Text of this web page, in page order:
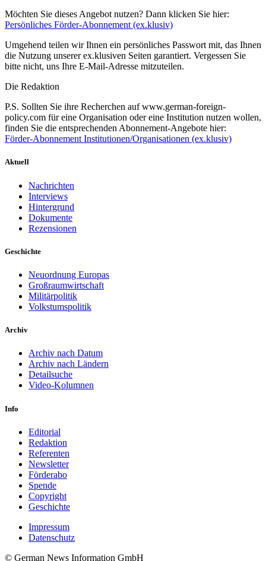
Möchten Sie dieses Angebot nutzen? Dann klicken Sie hier:
Persönliches Förder-Abonnement (ex.klusiv)
Umgehend teilen wir Ihnen ein persönliches Passwort mit, das Ihnen
die Nutzung unserer ex.klusiven Seiten garantiert. Vergessen Sie
bitte nicht, uns Ihre E-Mail-Adresse mitzuteilen.
Die Redaktion
P.S. Sollten Sie ihre Recherchen auf www.german-foreign-
policy.com für eine Organisation oder eine Institution nutzen wollen,
finden Sie die entsprechenden Abonnement-Angebote hier:
Förder-Abonnement Institutionen/Organisationen (ex.klusiv)
Aktuell
Nachrichten
Interviews
Hintergrund
Dokumente
Rezensionen
Geschichte
Neuordnung Europas
Großraumwirtschaft
Militärpolitik
Volkstumspolitik
Archiv
Archiv nach Datum
Archiv nach Ländern
Detailsuche
Video-Kolumnen
Info
Editorial
Redaktion
Referenten
Newsletter
Förderabo
Spende
Copyright
Geschichte
Impressum
Datenschutz
© German News Information GmbH